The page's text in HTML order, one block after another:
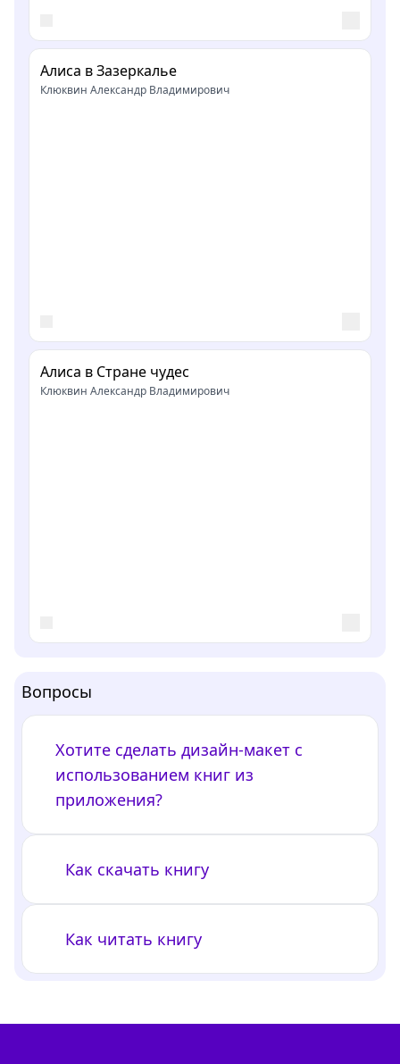
Алиса в Зазеркалье
Клюквин Александр Владимирович
Алиса в Стране чудес
Клюквин Александр Владимирович
Вопросы
Хотите сделать дизайн-макет с
использованием книг из
приложения?
Как скачать книгу
Как читать книгу